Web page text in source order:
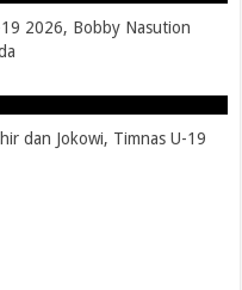
2026, Bobby Nasution
dan Jokowi, Timnas U-19